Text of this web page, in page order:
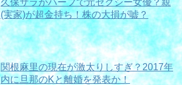
(実家)が超金持ち！株の大損が嘘？
関根麻里の現在が激太りしすぎ？2017年
内に旦那のKと離婚を発表か！